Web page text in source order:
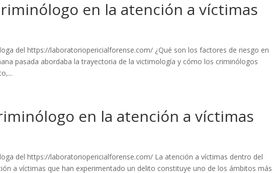
en la atención a víctimas
del https://laboratoriopericialforense.com/ ¿Qué son los factores de riesgo en
pasada abordaba la trayectoria de la victimología y cómo los criminólogos
en la atención a víctimas
del https://laboratoriopericialforense.com/ La atención a víctimas dentro del
a víctimas que han experimentado un delito constituye uno de los ámbitos más